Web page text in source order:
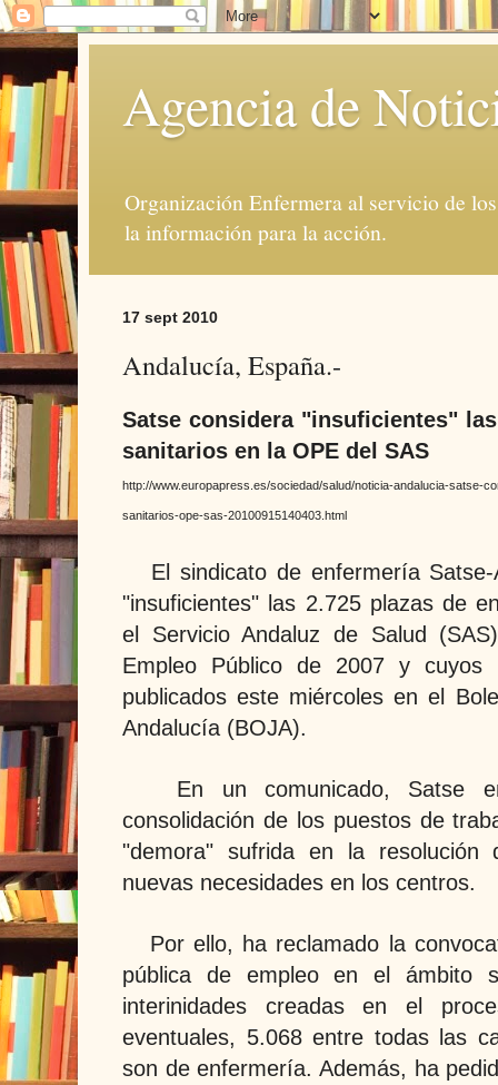
Agencia de
Organización Enfermera al servicio de
la información para la acción.
17 sept 2010
Andalucía, España.-
Satse considera "insuficientes"
sanitarios en la OPE del SAS
http://www.europapress.es/sociedad/salud/noticia-andalucia-satse-
sanitarios-ope-sas-20100915140403.html
El sindicato de enfermería Satse-
"insuficientes" las 2.725 plazas de
el Servicio Andaluz de Salud
Empleo Público de 2007 y cuyos
publicados este miércoles en el
Andalucía (BOJA).
En un comunicado, Satse
consolidación de los puestos de
"demora" sufrida en la
nuevas necesidades en los centros.
Por ello, ha reclamado la
pública de empleo en el ámbito
interinidades creadas en el
eventuales, 5.068 entre todas las
son de enfermería. Además, ha